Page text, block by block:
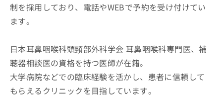
制を採用しており、電話やWEBで予約を受け付けてい
ます。
日本耳鼻咽喉科頭頸部外科学会 耳鼻咽喉科専門医、補
聴器相談医の資格を持つ医師が在籍。
大学病院などでの臨床経験を活かし、患者に信頼して
もらえるクリニックを目指しています。